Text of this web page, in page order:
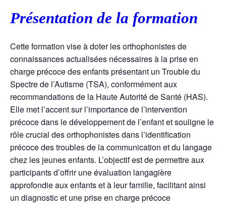
Présentation de la formation
Cette formation vise à doter les orthophonistes de
connaissances actualisées nécessaires à la prise en
charge précoce des enfants présentant un Trouble du
Spectre de l’Autisme (TSA), conformément aux
recommandations de la Haute Autorité de Santé (HAS).
Elle met l’accent sur l’importance de l’intervention
précoce dans le développement de l’enfant et souligne le
rôle crucial des orthophonistes dans l’identification
précoce des troubles de la communication et du langage
chez les jeunes enfants. L’objectif est de permettre aux
participants d’offrir une évaluation langagière
approfondie aux enfants et à leur famille, facilitant ainsi
un diagnostic et une prise en charge précoce